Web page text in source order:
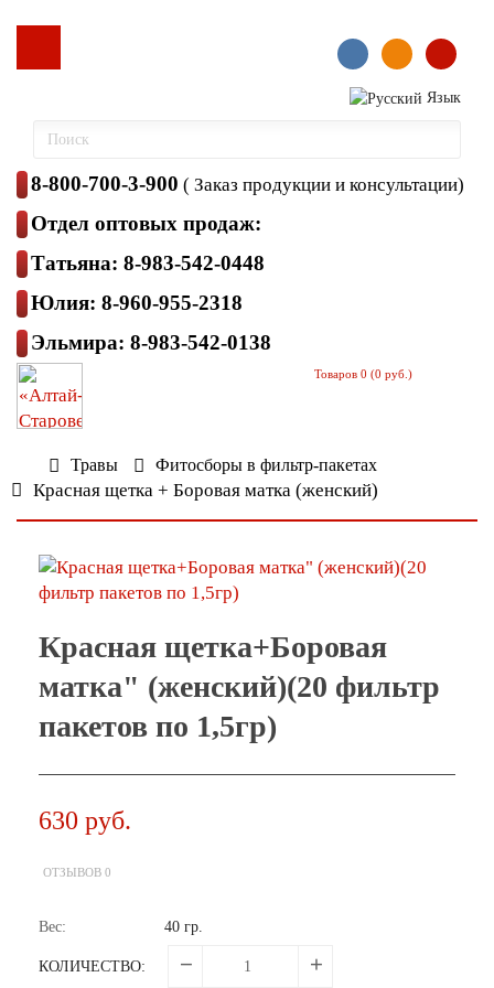
Язык
8-800-700-3-900 ( Заказ продукции и консультации)
Отдел оптовых продаж:
Татьяна: 8-983-542-0448
Юлия: 8-960-955-2318
Эльмира: 8-983-542-0138
Товаров 0 (0 руб.)
Травы Фитосборы в фильтр-пакетах
Красная щетка + Боровая матка (женский)
Красная щетка+Боровая
матка" (женский)(20 фильтр
пакетов по 1,5гр)
630 руб.
ОТЗЫВОВ 0
Вес: 40 гр.
КОЛИЧЕСТВО: